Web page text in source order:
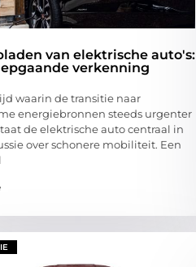
van elektrische auto's:
verkenning
waarin de transitie naar
energiebronnen steeds urgenter
de elektrische auto centraal in
over schonere mobiliteit. Een